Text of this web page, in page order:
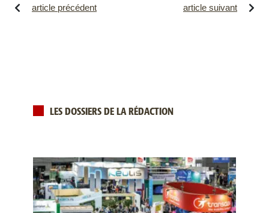
article précédent article suivant
LES DOSSIERS DE LA RÉDACTION